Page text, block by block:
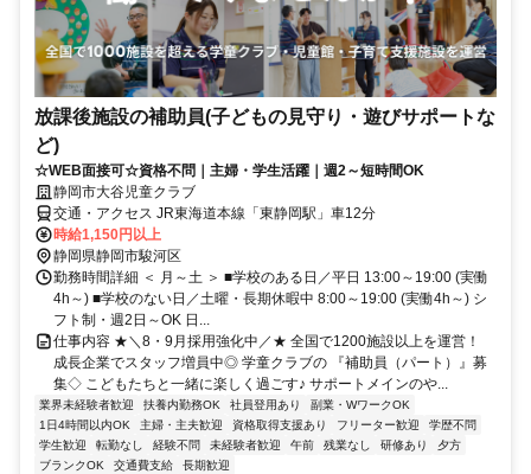
放課後施設の補助員(子どもの見守り・遊びサポートな
ど)
☆WEB面接可☆資格不問｜主婦・学生活躍｜週2～短時間OK
静岡市大谷児童クラブ
交通・アクセス JR東海道本線「東静岡駅」車12分
時給1,150円以上
静岡県静岡市駿河区
勤務時間詳細 ＜ 月～土 ＞ ■学校のある日／平日 13:00～19:00 (実働
4h～) ■学校のない日／土曜・長期休暇中 8:00～19:00 (実働4h～) シ
フト制・週2日～OK 日...
仕事内容 ★＼8・9月採用強化中／★ 全国で1200施設以上を運営！
成長企業でスタッフ増員中◎ 学童クラブの 『補助員（パート）』募
集◇ こどもたちと一緒に楽しく過ごす♪ サポートメインのや...
業界未経験者歓迎 扶養内勤務OK 社員登用あり
副業・WワークOK
1日4時間以内OK
主婦・主夫歓迎 資格取得支援あり フリーター歓迎
学歴不問
学生歓迎
転勤なし 経験不問 未経験者歓迎 午前 残業なし 研修あり
夕方
ブランクOK
交通費支給 長期歓迎